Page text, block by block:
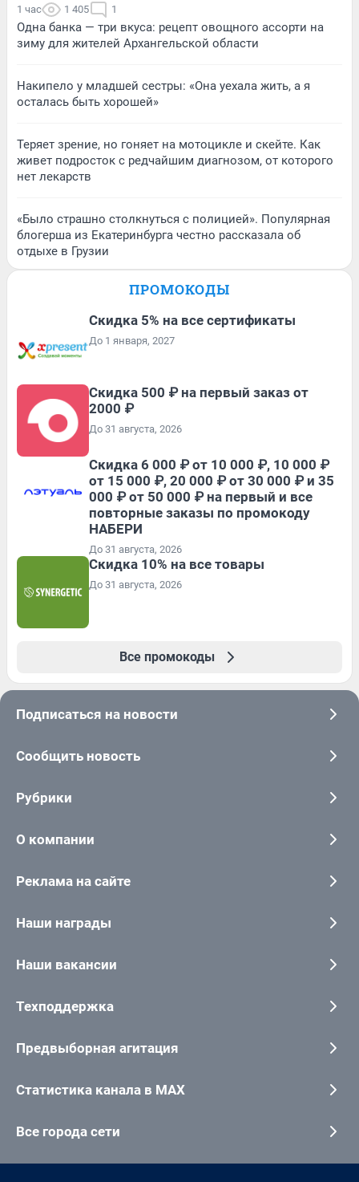
1 час 1 405 1
Одна банка — три вкуса: рецепт овощного ассорти на
зиму для жителей Архангельской области
Накипело у младшей сестры: «Она уехала жить, а я
осталась быть хорошей»
Теряет зрение, но гоняет на мотоцикле и скейте. Как
живет подросток с редчайшим диагнозом, от которого
нет лекарств
«Было страшно столкнуться с полицией». Популярная
блогерша из Екатеринбурга честно рассказала об
отдыхе в Грузии
ПРОМОКОДЫ
Скидка 5% на все сертификаты
До 1 января, 2027
Скидка 500 ₽ на первый заказ от
2000 ₽
До 31 августа, 2026
Скидка 6 000 ₽ от 10 000 ₽, 10 000 ₽
от 15 000 ₽, 20 000 ₽ от 30 000 ₽ и 35
000 ₽ от 50 000 ₽ на первый и все
повторные заказы по промокоду
НАБЕРИ
До 31 августа, 2026
Скидка 10% на все товары
До 31 августа, 2026
Все промокоды
Подписаться на новости
Сообщить новость
Рубрики
О компании
Реклама на сайте
Наши награды
Наши вакансии
Техподдержка
Предвыборная агитация
Статистика канала в MAX
Все города сети